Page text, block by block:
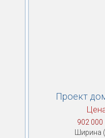
Проект
902 000
Ширина